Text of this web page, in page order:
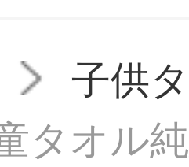
子供
タオル